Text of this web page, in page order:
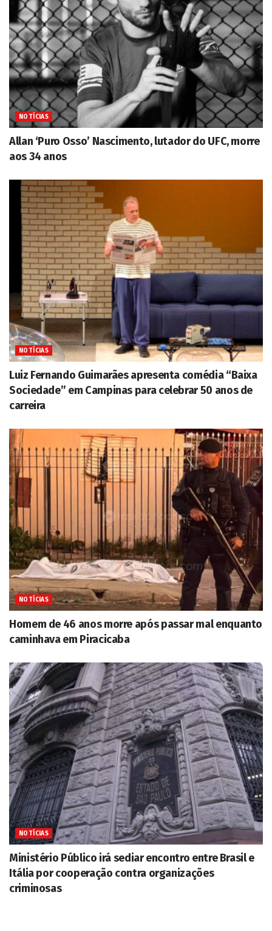
NOTÍCIAS
Allan ‘Puro Osso’ Nascimento, lutador do UFC, morre
aos 34 anos
NOTÍCIAS
Luiz Fernando Guimarães apresenta comédia “Baixa
Sociedade” em Campinas para celebrar 50 anos de
carreira
NOTÍCIAS
Homem de 46 anos morre após passar mal enquanto
caminhava em Piracicaba
NOTÍCIAS
Ministério Público irá sediar encontro entre Brasil e
Itália por cooperação contra organizações
criminosas